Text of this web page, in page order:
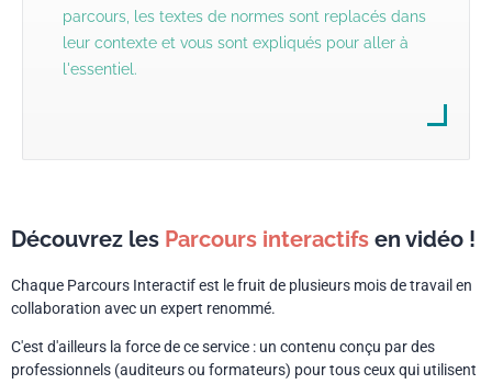
parcours, les textes de normes sont replacés dans
leur contexte et vous sont expliqués pour aller à
l'essentiel.
Découvrez les Parcours interactifs en vidéo !
Chaque Parcours Interactif est le fruit de plusieurs mois de travail en
collaboration avec un expert renommé.
C'est d'ailleurs la force de ce service : un contenu conçu par des
professionnels (auditeurs ou formateurs) pour tous ceux qui utilisent